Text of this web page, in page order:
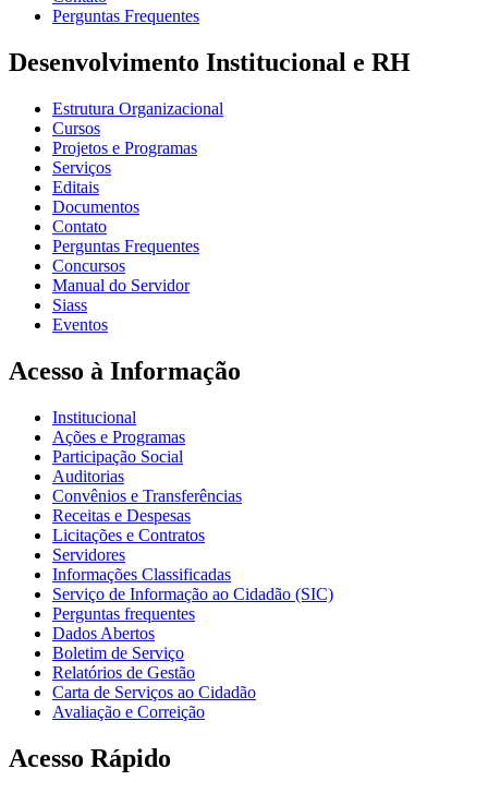
Perguntas Frequentes
Desenvolvimento Institucional e RH
Estrutura Organizacional
Cursos
Projetos e Programas
Serviços
Editais
Documentos
Contato
Perguntas Frequentes
Concursos
Manual do Servidor
Siass
Eventos
Acesso à Informação
Institucional
Ações e Programas
Participação Social
Auditorias
Convênios e Transferências
Receitas e Despesas
Licitações e Contratos
Servidores
Informações Classificadas
Serviço de Informação ao Cidadão (SIC)
Perguntas frequentes
Dados Abertos
Boletim de Serviço
Relatórios de Gestão
Carta de Serviços ao Cidadão
Avaliação e Correição
Acesso Rápido